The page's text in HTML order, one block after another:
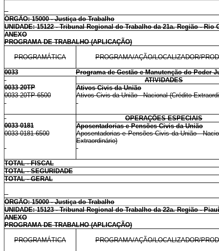
ÓRGÃO: 15000 - Justiça do Trabalho
UNIDADE: 15122 - Tribunal Regional do Trabalho da 21a. Região - Rio
ANEXO
PROGRAMA DE TRABALHO (APLICAÇÃO)
PROGRAMÁTICA PROGRAMA/AÇÃO/LOCALIZADOR/
0033
Programa de Gestão e Manutenção do Poder
ATIVIDADES
0033 20TP
Ativos Civis da União
0033 20TP 6500
Ativos Civis da União - Nacional (Crédito
OPERAÇÕES ESPECIAIS
0033 0181
Aposentadorias e Pensões Civis da União
0033 0181 6500
Aposentadorias e Pensões Civis da União -
Extraordinário)
TOTAL - FISCAL
TOTAL - SEGURIDADE
TOTAL - GERAL
ÓRGÃO: 15000 - Justiça do Trabalho
UNIDADE: 15123 - Tribunal Regional do Trabalho da 22a. Região - Piauí
ANEXO
PROGRAMA DE TRABALHO (APLICAÇÃO)
PROGRAMÁTICA PROGRAMA/AÇÃO/LOCALIZADOR/